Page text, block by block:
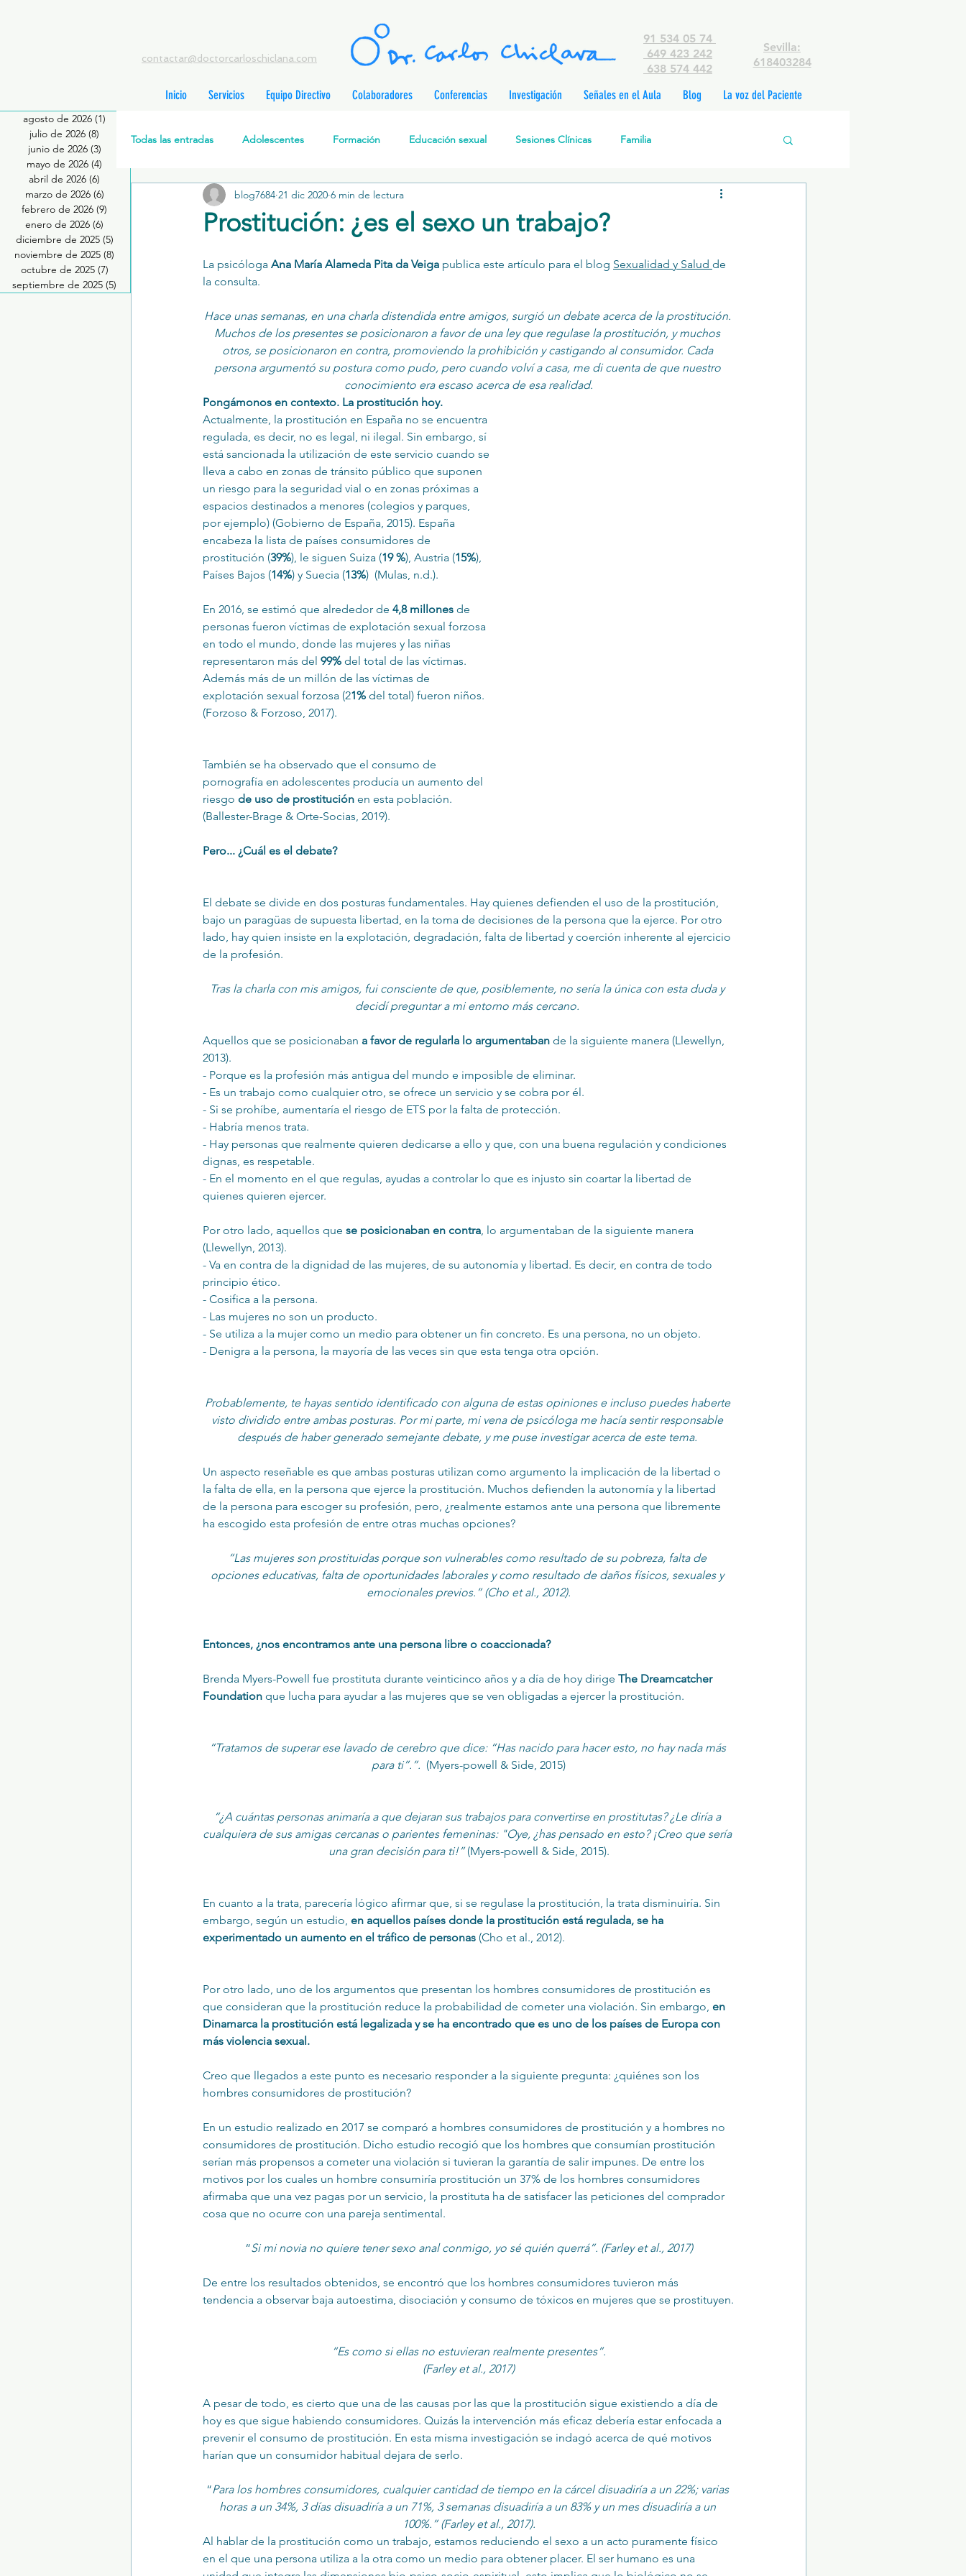
contactar@doctorcarloschiclana.com
91 534 05 74
649 423 242
638 574 442
Sevilla:
618403284
Inicio Servicios Equipo Directivo Colaboradores Conferencias Investigación Señales en el Aula Blog La voz del Paciente
agosto de 2026 (1)
julio de 2026 (8) 8 entradas
junio de 2026 (3)
mayo de 2026 (4)
abril de 2026 (6)
marzo de 2026 (6)
febrero de 2026 (9)
enero de 2026 (6)
diciembre de 2025 (5)
noviembre de 2025 (8)
octubre de 2025 (7)
septiembre de 2025 (5)
Todas las entradas Adolescentes Formación Educación sexual Sesiones Clínicas Familia
Salud Mental Perinatal Psicoterapia Cognitivo-Analítica
Promoción de la salud mental Relaciones de pareja Prevención de la Violencia contra l
Trastornos de la conducta alimentar Infantil Neuropsicología
Prostitución: ¿es el sexo un trabajo?
blog7684 21 dic 2020 6 min de lectura
La psicóloga Ana María Alameda Pita da Veiga publica este artículo para el blog Sexualidad y Salud de
la consulta.
Hace unas semanas, en una charla distendida entre amigos, surgió un debate acerca de la prostitución.
Muchos de los presentes se posicionaron a favor de una ley que regulase la prostitución, y muchos
otros, se posicionaron en contra, promoviendo la prohibición y castigando al consumidor. Cada
persona argumentó su postura como pudo, pero cuando volví a casa, me di cuenta de que nuestro
conocimiento era escaso acerca de esa realidad.
Pongámonos en contexto. La prostitución hoy.
Actualmente, la prostitución en España no se encuentra
regulada, es decir, no es legal, ni ilegal. Sin embargo, sí
está sancionada la utilización de este servicio cuando se
lleva a cabo en zonas de tránsito público que suponen
un riesgo para la seguridad vial o en zonas próximas a
espacios destinados a menores (colegios y parques,
por ejemplo) (Gobierno de España, 2015). España
encabeza la lista de países consumidores de
prostitución (39%), le siguen Suiza (19 %), Austria (15%),
Países Bajos (14%) y Suecia (13%)  (Mulas, n.d.).
En 2016, se estimó que alrededor de 4,8 millones de
personas fueron víctimas de explotación sexual forzosa
en todo el mundo, donde las mujeres y las niñas
representaron más del 99% del total de las víctimas.
Además más de un millón de las víctimas de
explotación sexual forzosa (21% del total) fueron niños.
(Forzoso & Forzoso, 2017).
También se ha observado que el consumo de
pornografía en adolescentes producía un aumento del
riesgo de uso de prostitución en esta población.
(Ballester-Brage & Orte-Socias, 2019).
Pero... ¿Cuál es el debate?
El debate se divide en dos posturas fundamentales. Hay quienes defienden el uso de la prostitución,
bajo un paragüas de supuesta libertad, en la toma de decisiones de la persona que la ejerce. Por otro
lado, hay quien insiste en la explotación, degradación, falta de libertad y coerción inherente al ejercicio
de la profesión.
Tras la charla con mis amigos, fui consciente de que, posiblemente, no sería la única con esta duda y
decidí preguntar a mi entorno más cercano.
Aquellos que se posicionaban a favor de regularla lo argumentaban de la siguiente manera (Llewellyn,
2013).
- Porque es la profesión más antigua del mundo e imposible de eliminar.
- Es un trabajo como cualquier otro, se ofrece un servicio y se cobra por él.
- Si se prohíbe, aumentaría el riesgo de ETS por la falta de protección.
- Habría menos trata.
- Hay personas que realmente quieren dedicarse a ello y que, con una buena regulación y condiciones
dignas, es respetable.
- En el momento en el que regulas, ayudas a controlar lo que es injusto sin coartar la libertad de
quienes quieren ejercer.
Por otro lado, aquellos que se posicionaban en contra, lo argumentaban de la siguiente manera
(Llewellyn, 2013).
- Va en contra de la dignidad de las mujeres, de su autonomía y libertad. Es decir, en contra de todo
principio ético.
- Cosifica a la persona.
- Las mujeres no son un producto.
- Se utiliza a la mujer como un medio para obtener un fin concreto. Es una persona, no un objeto.
- Denigra a la persona, la mayoría de las veces sin que esta tenga otra opción.
Probablemente, te hayas sentido identificado con alguna de estas opiniones e incluso puedes haberte
visto dividido entre ambas posturas. Por mi parte, mi vena de psicóloga me hacía sentir responsable
después de haber generado semejante debate, y me puse investigar acerca de este tema.
Un aspecto reseñable es que ambas posturas utilizan como argumento la implicación de la libertad o
la falta de ella, en la persona que ejerce la prostitución. Muchos defienden la autonomía y la libertad
de la persona para escoger su profesión, pero, ¿realmente estamos ante una persona que libremente
ha escogido esta profesión de entre otras muchas opciones?
“Las mujeres son prostituidas porque son vulnerables como resultado de su pobreza, falta de
opciones educativas, falta de oportunidades laborales y como resultado de daños físicos, sexuales y
emocionales previos.” (Cho et al., 2012).
Entonces, ¿nos encontramos ante una persona libre o coaccionada?
Brenda Myers-Powell fue prostituta durante veinticinco años y a día de hoy dirige The Dreamcatcher
Foundation que lucha para ayudar a las mujeres que se ven obligadas a ejercer la prostitución.
“Tratamos de superar ese lavado de cerebro que dice: “Has nacido para hacer esto, no hay nada más
para ti”.”. (Myers-powell & Side, 2015)
“¿A cuántas personas animaría a que dejaran sus trabajos para convertirse en prostitutas? ¿Le diría a
cualquiera de sus amigas cercanas o parientes femeninas: "Oye, ¿has pensado en esto? ¡Creo que sería
una gran decisión para ti!” (Myers-powell & Side, 2015).
En cuanto a la trata, parecería lógico afirmar que, si se regulase la prostitución, la trata disminuiría. Sin
embargo, según un estudio, en aquellos países donde la prostitución está regulada, se ha
experimentado un aumento en el tráfico de personas (Cho et al., 2012).
Por otro lado, uno de los argumentos que presentan los hombres consumidores de prostitución es
que consideran que la prostitución reduce la probabilidad de cometer una violación. Sin embargo, en
Dinamarca la prostitución está legalizada y se ha encontrado que es uno de los países de Europa con
más violencia sexual.
Creo que llegados a este punto es necesario responder a la siguiente pregunta: ¿quiénes son los
hombres consumidores de prostitución?
En un estudio realizado en 2017 se comparó a hombres consumidores de prostitución y a hombres no
consumidores de prostitución. Dicho estudio recogió que los hombres que consumían prostitución
serían más propensos a cometer una violación si tuvieran la garantía de salir impunes. De entre los
motivos por los cuales un hombre consumiría prostitución un 37% de los hombres consumidores
afirmaba que una vez pagas por un servicio, la prostituta ha de satisfacer las peticiones del comprador
cosa que no ocurre con una pareja sentimental.
“Si mi novia no quiere tener sexo anal conmigo, yo sé quién querrá”. (Farley et al., 2017)
De entre los resultados obtenidos, se encontró que los hombres consumidores tuvieron más
tendencia a observar baja autoestima, disociación y consumo de tóxicos en mujeres que se prostituyen.
“Es como si ellas no estuvieran realmente presentes”.
(Farley et al., 2017)
A pesar de todo, es cierto que una de las causas por las que la prostitución sigue existiendo a día de
hoy es que sigue habiendo consumidores. Quizás la intervención más eficaz debería estar enfocada a
prevenir el consumo de prostitución. En esta misma investigación se indagó acerca de qué motivos
harían que un consumidor habitual dejara de serlo.
“Para los hombres consumidores, cualquier cantidad de tiempo en la cárcel disuadiría a un 22%; varias
horas a un 34%, 3 días disuadiría a un 71%, 3 semanas disuadiría a un 83% y un mes disuadiría a un
100%.” (Farley et al., 2017).
Al hablar de la prostitución como un trabajo, estamos reduciendo el sexo a un acto puramente físico
en el que una persona utiliza a la otra como un medio para obtener placer. El ser humano es una